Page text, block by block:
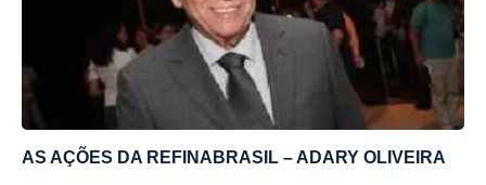
AS AÇÕES DA REFINABRASIL – ADARY OLIVEIRA